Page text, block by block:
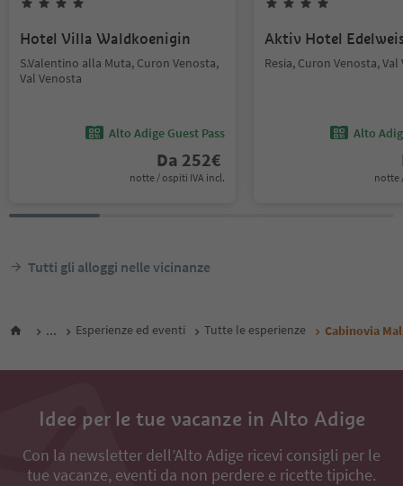
Hotel Villa Waldkoenigin
S.Valentino alla Muta, Curon Venosta,
Val Venosta
Alto Adige Guest Pass
Da 252€
notte / ospiti IVA incl.
Aktiv Hotel
Resia, Curon Venosta, Val
Alto
notte
Tutti gli alloggi nelle vicinanze
... Esperienze ed eventi Tutte le esperienze Cabinovia
Idee per le tue vacanze in Alto Adige
Con la newsletter dell’Alto Adige ricevi consigli per le
tue vacanze, eventi da non perdere e ricette tipiche.